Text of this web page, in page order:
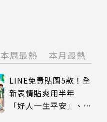
本周最熱 本月最熱
LINE免費貼圖5款！全
新表情貼爽用半年
「好人一生平安」、